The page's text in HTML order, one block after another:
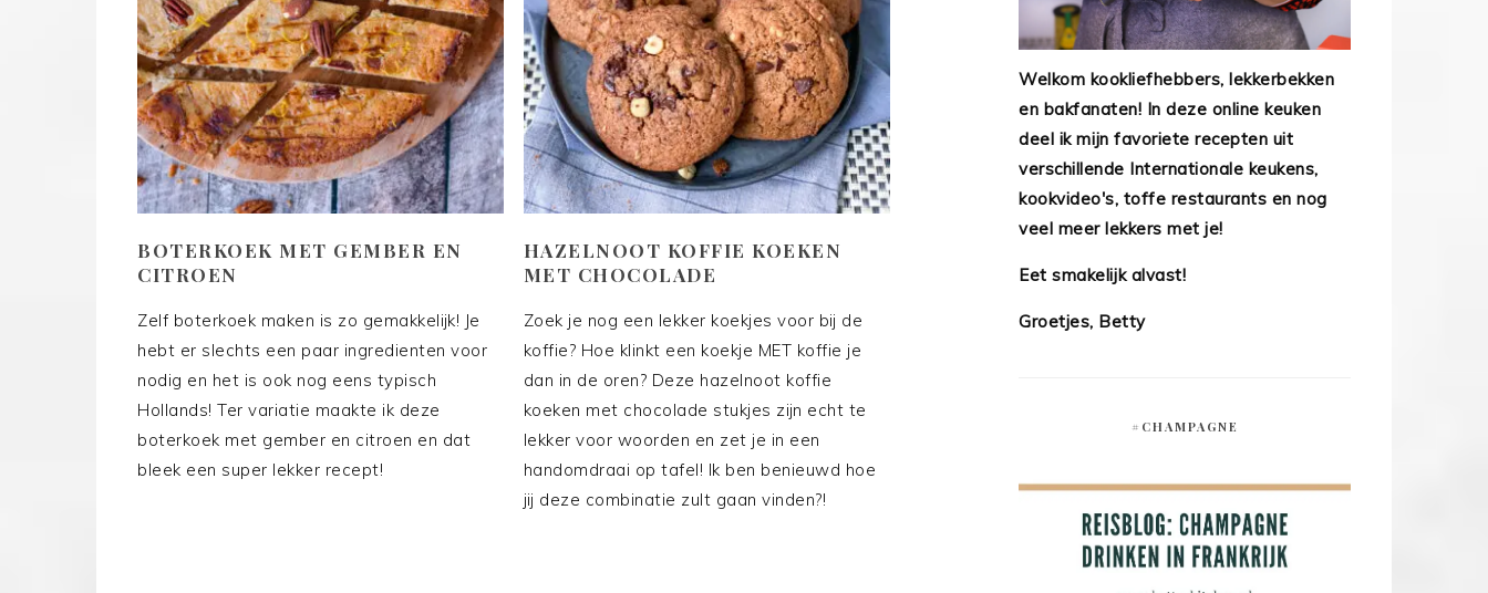
BOTERKOEK MET GEMBER EN
CITROEN
Zelf boterkoek maken is zo gemakkelijk! Je
hebt er slechts een paar ingredienten voor
nodig en het is ook nog eens typisch
Hollands! Ter variatie maakte ik deze
boterkoek met gember en citroen en dat
bleek een super lekker recept!
HAZELNOOT KOFFIE KOEKEN
MET CHOCOLADE
Zoek je nog een lekker koekjes voor bij de
koffie? Hoe klinkt een koekje MET koffie je
dan in de oren? Deze hazelnoot koffie
koeken met chocolade stukjes zijn echt te
lekker voor woorden en zet je in een
handomdraai op tafel! Ik ben benieuwd hoe
jij deze combinatie zult gaan vinden?!
Welkom kookliefhebbers, lekkerbekken
en bakfanaten! In deze online keuken
deel ik mijn favoriete recepten uit
verschillende Internationale keukens,
kookvideo's, toffe restaurants en nog
veel meer lekkers met je!
Eet smakelijk alvast!
Groetjes, Betty
#CHAMPAGNE